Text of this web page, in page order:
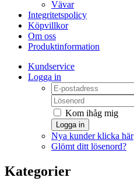
Vävar
Integritetspolicy
Köpvillkor
Om oss
Produktinformation
Kundservice
Logga in
Kom ihåg mig
Logga in
Nya kunder klicka här
Glömt ditt lösenord?
Kategorier